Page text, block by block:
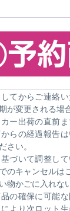
てからご連絡
が変更される場
ー出荷の直前
らの経過報告
さい。
づいて調整し
のキャンセルは
物かごに入れな
の確保に可能
より次ロット